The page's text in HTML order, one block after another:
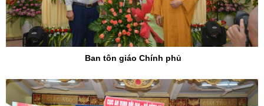
Ban tôn giáo Chính phủ